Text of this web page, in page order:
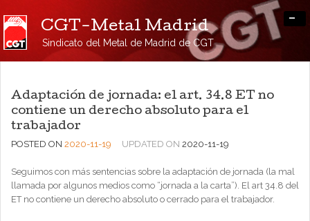
CGT-Metal Madrid
Sindicato del Metal de Madrid de CGT
-
Adaptación de jornada: el art. 34.8 ET no
contiene un derecho absoluto para el
trabajador
POSTED ON 2020-11-19 UPDATED ON 2020-11-19
Seguimos con más sentencias sobre la adaptación de jornada (la mal
llamada por algunos medios como “jornada a la carta”). El art 34.8 del
ET no contiene un derecho absoluto o cerrado para el trabajador.